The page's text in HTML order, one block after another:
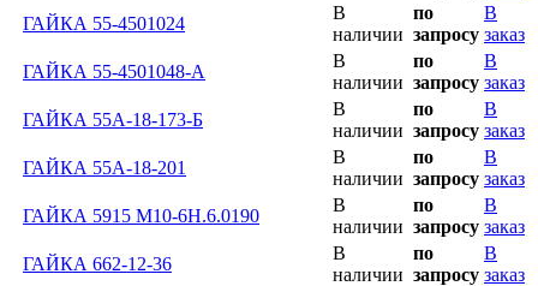
ГАЙКА 55-4501024
В
наличии
по
запросу
В
заказ
ГАЙКА 55-4501048-А
В
наличии
по
запросу
В
заказ
ГАЙКА 55А-18-173-Б
В
наличии
по
запросу
В
заказ
ГАЙКА 55А-18-201
В
наличии
по
запросу
В
заказ
ГАЙКА 5915 М10-6Н.6.0190
В
наличии
по
запросу
В
заказ
ГАЙКА 662-12-36
В
наличии
по
запросу
В
заказ